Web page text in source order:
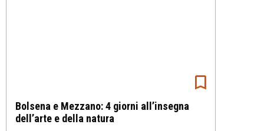
Bolsena e Mezzano: 4 giorni all’insegna
dell’arte e della natura